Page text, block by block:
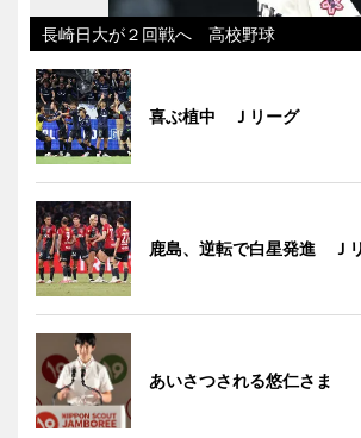
長崎日大が２回戦へ 高校野球
喜ぶ植中 Ｊリーグ
鹿島、逆転で白星発進 Ｊ
あいさつされる悠仁さま